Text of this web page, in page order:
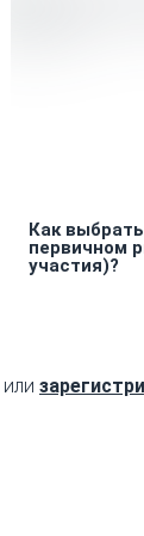
Как
первичном
участия)?
или